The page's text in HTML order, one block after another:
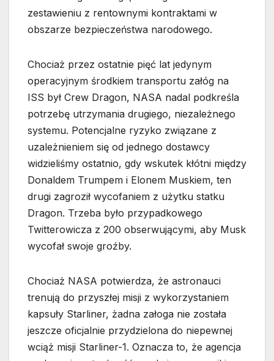
zestawieniu z rentownymi kontraktami w
obszarze bezpieczeństwa narodowego.
Chociaż przez ostatnie pięć lat jedynym
operacyjnym środkiem transportu załóg na
ISS był Crew Dragon, NASA nadal podkreśla
potrzebę utrzymania drugiego, niezależnego
systemu. Potencjalne ryzyko związane z
uzależnieniem się od jednego dostawcy
widzieliśmy ostatnio, gdy wskutek kłótni między
Donaldem Trumpem i Elonem Muskiem, ten
drugi zagroził wycofaniem z użytku statku
Dragon. Trzeba było przypadkowego
Twitterowicza z 200 obserwującymi, aby Musk
wycofał swoje groźby.
Chociaż NASA potwierdza, że astronauci
trenują do przyszłej misji z wykorzystaniem
kapsuły Starliner, żadna załoga nie została
jeszcze oficjalnie przydzielona do niepewnej
wciąż misji Starliner-1. Oznacza to, że agencja